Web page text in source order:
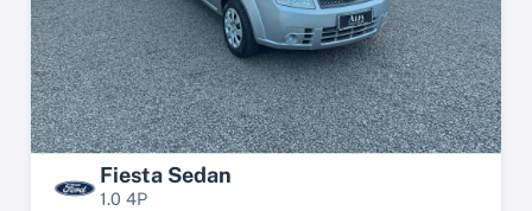
Fiesta Sedan
1.0 4P